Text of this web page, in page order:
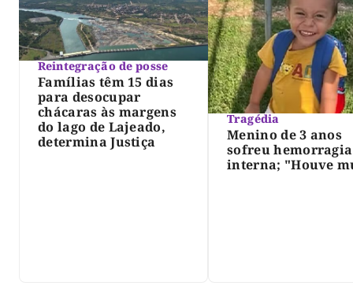
Reintegração de posse
Famílias têm 15 dias
para desocupar
chácaras às margens
do lago de Lajeado,
determina Justiça
Tragédia
Menino de 3 anos
sofreu hemorragia
interna; "Houve